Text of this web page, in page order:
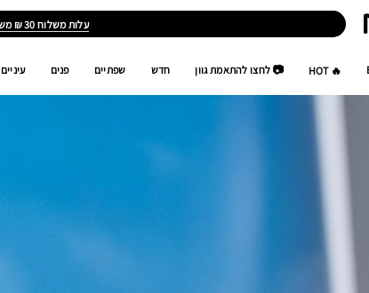
עלות משלוח 30 ₪ משלוח חינם ברכישה ב-249 ₪ ומעלה
🔥 HOT 📷 לחצו להתאמת גוון חדש שפתיים פנים עיניים